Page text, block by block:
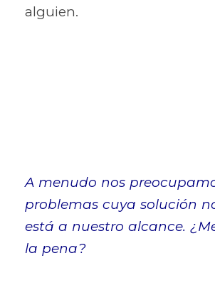
alguien.
A menudo nos
problemas cuya solución
está a nuestro alcance.
la pena?